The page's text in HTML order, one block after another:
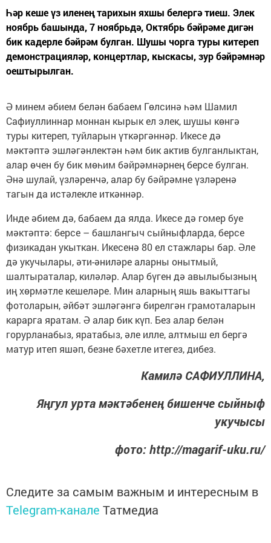
Һәр кеше үз иленең тарихын яхшы белергә тиеш. Элек
ноябрь башында, 7 ноябрьдә, Октябрь бәйрәме дигән
бик кадерле бәйрәм булган. Шушы чорга туры китереп
демонстрацияләр, концертлар, кыскасы, зур бәйрәмнәр
оештырылган.
Ә минем әбием белән бабаем Гөлсинә һәм Шамил
Сафиуллиннар моннан кырык ел элек, шушы көнгә
туры китереп, туйларын үткәргәннәр. Икесе дә
мәктәптә эшләгәнлектән һәм бик актив булганлыктан,
алар өчен бу бик мөһим бәйрәмнәрнең берсе булган.
Әнә шулай, үзләренчә, алар бу бәйрәмне үзләренә
тагын да истәлекле иткәннәр.
Инде әбием дә, бабаем да ялда. Икесе дә гомер буе
мәктәптә: берсе – башлангыч сыйныфларда, берсе
физикадан укыткан. Икесенә 80 ел стажлары бар. Әле
дә укучылары, әти-әниләре аларны онытмый,
шалтыраталар, киләләр. Алар бүген дә авылыбызның
иң хөрмәтле кешеләре. Мин аларның яшь вакыттагы
фотоларын, әйбәт эшләгәнгә бирелгән грамоталарын
карарга яратам. Ә алар бик күп. Без алар белән
горурланабыз, яратабыз, әле илле, алтмыш ел бергә
матур итеп яшәп, безне бәхетле итегез, дибез.
Камилә САФИУЛЛИНА,
Яңгул урта мәктәбенең бишенче сыйныф
укучысы
фото: http://magarif-uku.ru/
Следите за самым важным и интересным в
Telegram-канале Татмедиа